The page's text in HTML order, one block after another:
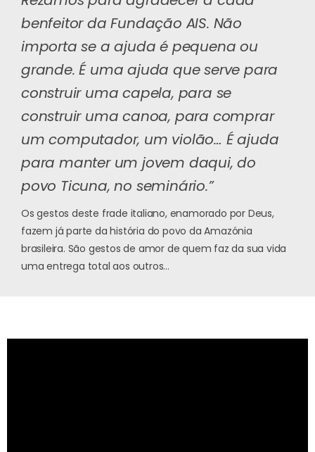
benfeitor da Fundação AIS. Não
importa se a ajuda é pequena ou
grande. É uma ajuda que serve para
construir uma capela, para se
construir uma canoa, para comprar
um computador, um violão… É ajuda
para manter um jovem daqui, do
povo Ticuna, no seminário.”
Os gestos deste frade italiano, enamorado por Deus,
fazem já parte da história do povo da Amazónia
brasileira. São gestos de amor de quem faz da sua vida
uma entrega total aos outros…